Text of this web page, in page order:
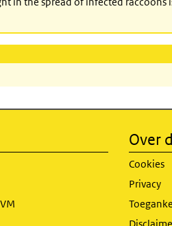
Over
Cookies
Privacy